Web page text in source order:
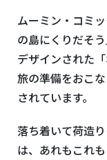
ムーミン・コミ
の島にくりだそ
デザインされた
旅の準備をおこ
されています。
落ち着いて荷造
は、あれもこれ